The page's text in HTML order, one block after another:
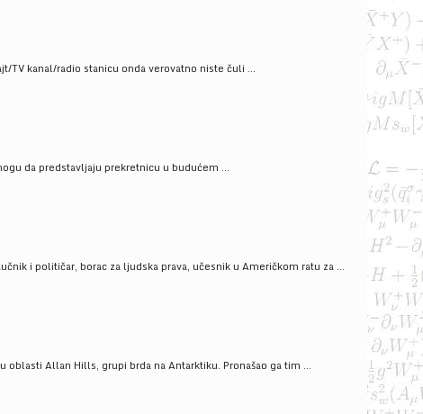
kanal/radio stanicu onda verovatno niste čuli ...
da predstavljaju prekretnicu u budućem ...
i političar, borac za ljudska prava, učesnik u Američkom ratu za ...
Allan Hills, grupi brda na Antarktiku. Pronašao ga tim ...